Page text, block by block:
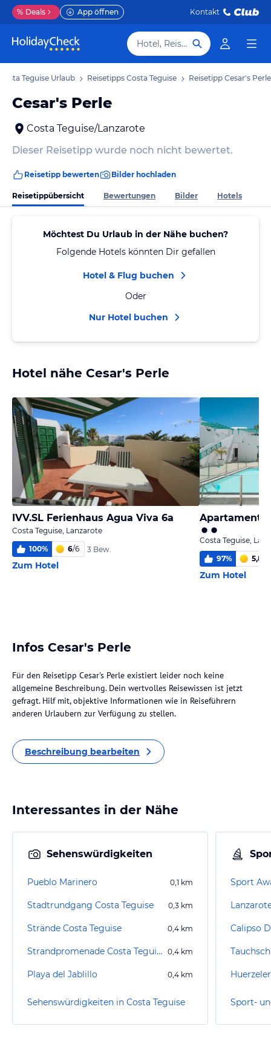
% Deals App öffnen Kontakt
Hotel, Reiseziel
Teguise Urlaub Reisetipps Costa Teguise Reisetipp Cesar's Perle
Cesar's Perle
Costa Teguise/Lanzarote
Dieser Reisetipp wurde noch nicht bewertet.
Reisetipp bewerten Bilder hochladen
Reisetippübersicht Bewertungen Bilder Hotels
Möchtest Du Urlaub in der Nähe buchen?
Folgende Hotels könnten Dir gefallen
Hotel & Flug buchen
Oder
Nur Hotel buchen
Hotel nähe Cesar's Perle
IVV.SL Ferienhaus Agua Viva 6a
Costa Teguise, Lanzarote
100% 6/6 3 Bew.
Zum Hotel
Costa Teguise,
97% 5,8
Zum Hotel
Infos Cesar's Perle
Für den Reisetipp Cesar's Perle existiert leider noch keine
allgemeine Beschreibung. Dein wertvolles Reisewissen ist jetzt
gefragt. Hilf mit, objektive Informationen wie in Reiseführern
anderen Urlaubern zur Verfügung zu stellen.
Beschreibung bearbeiten
Interessantes in der Nähe
Sehenswürdigkeiten
Pueblo Marinero 0,1 km
Stadtrundgang Costa Teguise 0,3 km
Strände Costa Teguise 0,4 km
Strandpromenade Costa Teguise 0,4 km
Playa del Jablillo 0,4 km
Sehenswürdigkeiten in Costa Teguise
Sport
Calipso